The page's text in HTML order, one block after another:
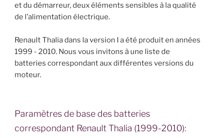
et du démarreur, deux éléments sensibles à la qualité
de l’alimentation électrique.
Renault Thalia dans la version I a été produit en années
1999 - 2010. Nous vous invitons à une liste de
batteries correspondant aux différentes versions du
moteur.
Paramètres de base des batteries
correspondant Renault Thalia (1999-2010):